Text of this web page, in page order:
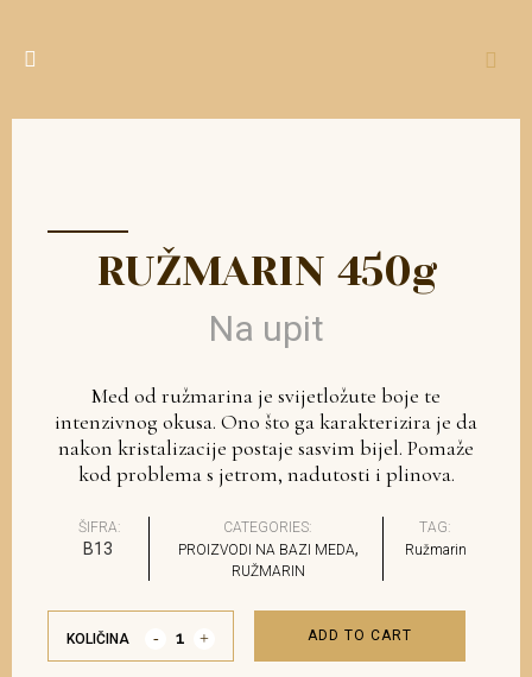
RUŽMARIN 450g
Na upit
Med od ružmarina je svijetložute boje te
intenzivnog okusa. Ono što ga karakterizira je da
nakon kristalizacije postaje sasvim bijel. Pomaže
kod problema s jetrom, nadutosti i plinova.
ŠIFRA:
B13
CATEGORIES:
PROIZVODI NA BAZI MEDA,
RUŽMARIN
TAG:
Ružmarin
KOLIČINA ADD TO CART